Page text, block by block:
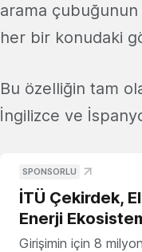
arama çubuğunun
her bir konudaki
Bu özelliğin tam
İngilizce ve
SPONSORLU
İTÜ Çekirdek,
Enerji
Girişimin için 8